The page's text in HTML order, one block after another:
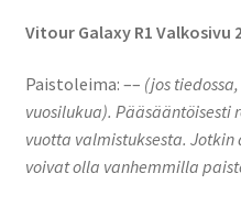
Vitour Galaxy R1 Valkosivu
Paistoleima: –– (jos
vuosilukua). Pääsääntöisesti
vuotta valmistuksesta.
voivat olla vanhemmilla